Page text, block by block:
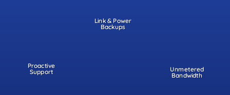
Proactive
Support
Link & Power
Backups
Unmetered
Bandwidth